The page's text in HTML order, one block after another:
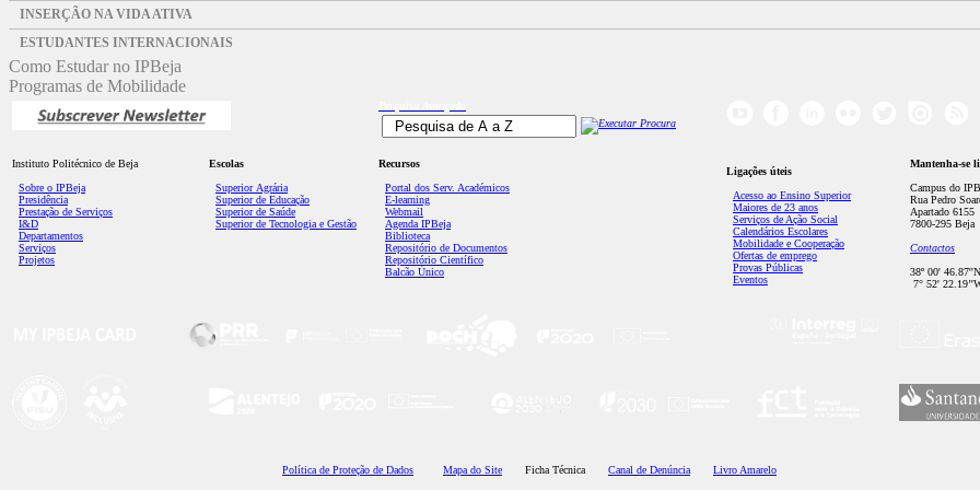
INSERÇÃO NA VIDA ATIVA
ESTUDANTES INTERNACIONAIS
Como Estudar no IPBeja
Programas de Mobilidade
Instituto Politécnico de Beja
Sobre o IPBeja
Presidência
Prestação de Serviços
I&D
Departamentos
Serviços
Projetos
Escolas
Superior Agrária
Superior de Educação
Superior de Saúde
Superior de Tecnologia e Gestão
Recursos
Portal dos Serv. Académicos
E-learning
Webmail
Agenda IPBeja
Biblioteca
Repositório de Documentos
Repositório Científico
Balcão Único
Ligações úteis
Acesso ao Ensino Superior
Maiores de 23 anos
Serviços de Ação Social
Calendários Escolares
Mobilidade e Cooperação
Ofertas de emprego
Provas Públicas
Eventos
Mantenha-se
Campus do
Rua Pedro
Apartado 6155
7800-295 Beja
Contactos
38º 00' 46.87''N
7° 52'
Política de Proteção de Dados Mapa do Site Ficha Técnica Canal de Denúncia Livro Amarelo